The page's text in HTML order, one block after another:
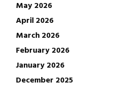
May 2026
April 2026
March 2026
February 2026
January 2026
December 2025